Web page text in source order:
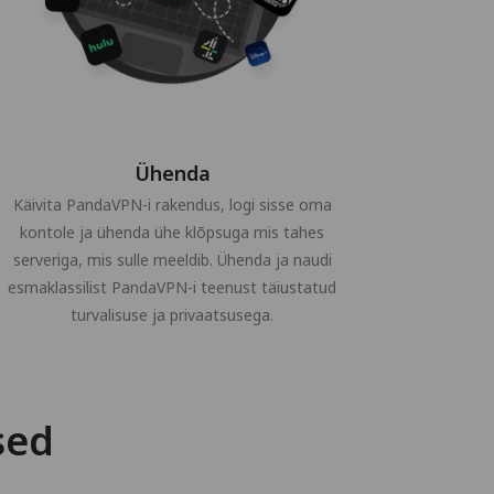
Ühenda
Käivita PandaVPN-i rakendus, logi sisse oma
kontole ja ühenda ühe klõpsuga mis tahes
serveriga, mis sulle meeldib. Ühenda ja naudi
esmaklassilist PandaVPN-i teenust täiustatud
turvalisuse ja privaatsusega.